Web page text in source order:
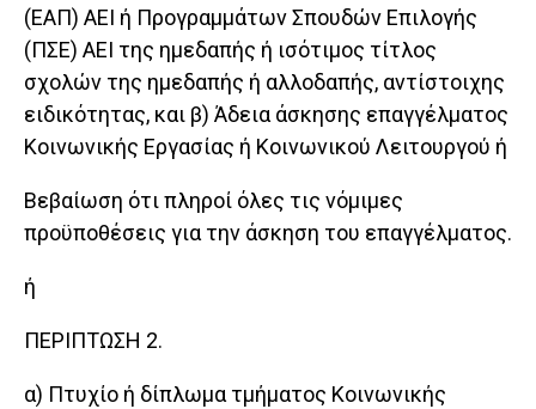
(ΕΑΠ) ΑΕΙ ή Προγραμμάτων Σπουδών Επιλογής
(ΠΣΕ) ΑΕΙ της ημεδαπής ή ισότιμος τίτλος
σχολών της ημεδαπής ή αλλοδαπής, αντίστοιχης
ειδικότητας, και β) Άδεια άσκησης επαγγέλματος
Κοινωνικής Εργασίας ή Κοινωνικού Λειτουργού ή
Βεβαίωση ότι πληροί όλες τις νόμιμες
προϋποθέσεις για την άσκηση του επαγγέλματος.
ή
ΠΕΡΙΠΤΩΣΗ 2.
α) Πτυχίο ή δίπλωμα τμήματος Κοινωνικής